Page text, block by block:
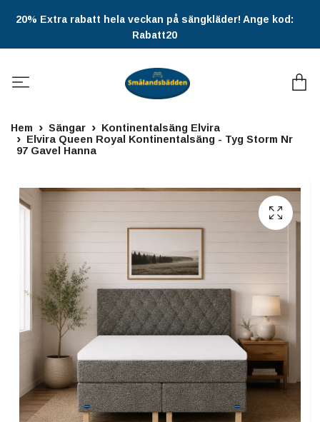
20% Extra rabatt hela veckan på sängkläder! Ange kod:
Rabatt20
Hem Sängar
Kontinentalsäng Elvira
Elvira Queen Royal Kontinentalsäng - Tyg Storm Nr
97 Gavel Hanna